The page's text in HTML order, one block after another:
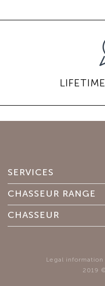
SERVICES
CHASSEUR RANGE
CHASSEUR
Legal information
2019